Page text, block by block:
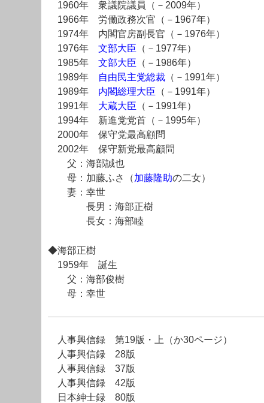
1960年 衆議院議員（－2009年）
1966年 労働政務次官（－1967年）
1974年 内閣官房副長官（－1976年）
1976年 文部大臣 （－1977年）
1985年 文部大臣 （－1986年）
1989年
自由民主党総裁 （－1991年）
1989年 内閣総理大臣 （－1991年）
1991年 大蔵大臣 （－1991年）
1994年 新進党党首（－1995年）
2000年 保守党最高顧問
2002年 保守新党最高顧問
父：海部誠也
母：加藤ふさ（加藤隆助の二女）
妻：幸世
長男：海部正樹
長女：海部睦
◆海部正樹
1959年 誕生
父：海部俊樹
母：幸世
人事興信録 第19版・上（か30ページ）
人事興信録 28版
人事興信録 37版
人事興信録 42版
日本紳士録 80版